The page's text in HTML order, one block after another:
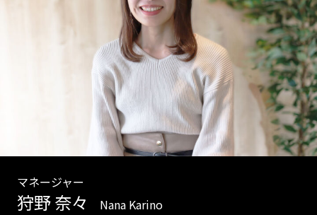
マネージャー
狩野 奈々 Nana Karino